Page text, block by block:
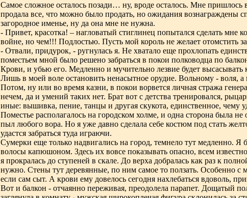
Самое сложное осталось позади… ну, вроде осталось. Мне пришлось
продала все, что можно было продать, но ожидания вознаграждены
загородное именье, ну да она мне не нужна.
- Привет, красотка! – нагловатый стиглинец попытался сделать
войне, но чем!!! Подлостью. Пусть мой король не желает отомстить
- Отвали, придурок, - ругнулась я. Не хватало еще прохлопать
поместьем мной было решено забраться в покои полководца по
Крови, и убью его. Медленно и мучительно лезвие будет высасывать
Лишь в моей воле остановить ненасытное орудие. Вольному - воля,
Потом, ну или во время казни, в покои ворвется личная стража
нечем, да и умений таких нет. Брат вот с детства тренировался,
иные: вышивка, пение, танцы и другая скукота, единственное, чему
Поместье располагалось на городском холме, и одна сторона была
пыл любого вора. Но я уже давно сделала себе костюм под стать
удастся забраться туда играючи.
Сумерки еще только надвигались на город, темнело тут медленно.
волосы капюшоном. Здесь их вовсе показывать опасно, всем
я прокралась до ступеней в скале. До верха добралась как раз к
нужно. Стены тут деревянные, по ним самое то ползать. Особенно
если сам сыт. А крови ему довелось сегодня нахлебаться вдоволь,
Вот и балкон - отчаянно переживая, преодолела парапет. Дощатый